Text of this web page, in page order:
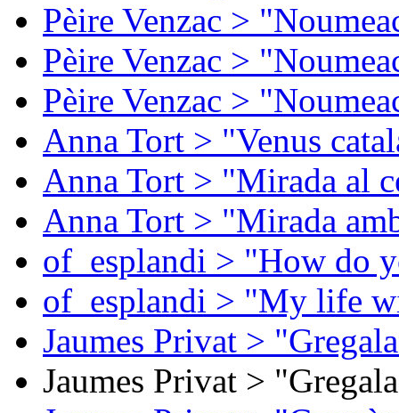
Pèire Venzac >
Pèire Venzac >
Pèire Venzac >
Anna Tort > "Venus
Anna Tort > "Mirada al
Anna Tort > "Mirada
of_esplandi > "How do
of_esplandi > "My life
Jaumes Privat >
Jaumes Privat >